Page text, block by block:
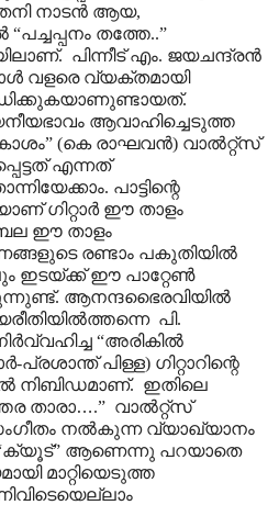
നാടൻ ആയ,
തത്തേ..”
പിന്നീട് എം. ജയചന്ദ്രൻ
വളരെ വ്യക്തമായി
ആവാഹിച്ചെടുത്ത
(കെ രാഘവൻ) വാൽറ്റ്സ്
എന്നത്
പാട്ടിന്റെ
ഗിറ്റാർ ഈ താളം
ഈ താളം
രണ്ടാം പകുതിയിൽ
ഇടയ്ക്ക് ഈ പാറ്റേൺ
ആനന്ദഭൈരവിയിൽ
പി.
“അരികിൽ
പ്രശാന്ത് പിള്ള) ഗിറ്റാറിന്റെ
നിബിഡമാണ്. ഇതിലെ
താരാ….” വാൽറ്റ്സ്
നൽകുന്ന വ്യാഖ്യാനം
ആണെന്നു പറയാതെ
മാറ്റിയെടുത്ത